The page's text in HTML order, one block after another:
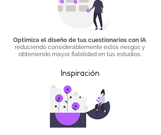
Optimiza el diseño de tus cuestionarios con IA,
reduciendo considerablemente estos riesgos y
obteniendo mayor fiabilidad en tus estudios.
Inspiración